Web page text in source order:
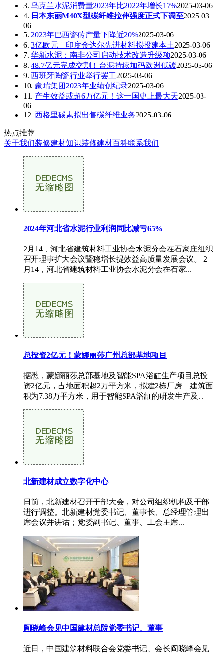
3. 乌克兰水泥消费量2023年比2022年增长17%2025-03-06
4. 日本东丽M40X型碳纤维拉伸强度正式下调至2025-03-
06
5. 2023年巴西瓷砖产量下降近20%2025-03-06
6. 3亿欧元！印度金达尔先进材料拟投建本土2025-03-06
7. 华新水泥：南非公司启动技术改造升级项2025-03-06
8. 48.7亿元完成交割！台泥持续加码欧洲低碳2025-03-06
9. 西班牙陶瓷行业举行罢工2025-03-06
10. 豪瑞集团2023年业绩创纪录2025-03-06
11. 产生效益或超6万亿元！这一国史上最大天2025-03-
06
12. 西格里碳素拟出售碳纤维业务2025-03-06
热点推荐
关于我们装修建材知识装修建材百科联系我们
2024年河北省水泥行业利润同比减亏65%
2月14，河北省建筑材料工业协会水泥分会在石家庄组织
召开理事扩大会议暨稳增长提效益高质量发展会议。 2
月14，河北省建筑材料工业协会水泥分会在石家...
总投资2亿元！蒙娜丽莎广州总部基地项目
据悉，蒙娜丽莎总部基地及智能SPA浴缸生产项目总投
资2亿元，占地面积超2万平方米，拟建2栋厂房，建筑面
积为7.38万平方米，用于智能SPA浴缸的研发生产及...
北新建材成立数字化中心
日前，北新建材召开干部大会，对公司组织机构及干部
进行调整。北新建材党委书记、董事长、总经理管理出
席会议并讲话；党委副书记、董事、工会主席...
阎晓峰会见中国建材总院党委书记、董事
近日，中国建筑材料联合会党委书记、会长阎晓峰会见